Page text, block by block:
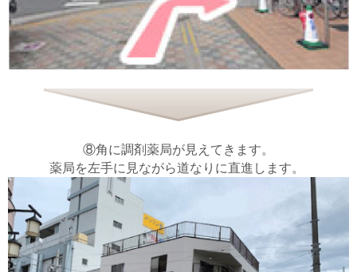
⑧角に調剤薬局が見えてきます。
薬局を左手に見ながら道なりに直進します。